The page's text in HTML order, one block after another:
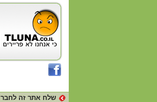
שלח אתר זה לחבר